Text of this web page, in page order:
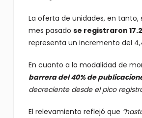
La oferta de unidades, en tanto,
mes pasado se registraron
representa un incremento del
En cuanto a la modalidad de
barrera del 40% de
decreciente desde el pico
El relevamiento reflejó que